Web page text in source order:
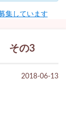
集しています
その3
2018-06-13